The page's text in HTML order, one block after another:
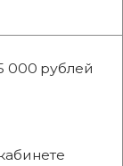
000 рублей